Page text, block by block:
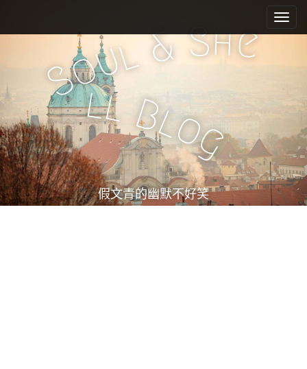
e
n
u
i
c
n
t
e
n
t
S
oul&She
ll Blog
假文青的幽默不好笑